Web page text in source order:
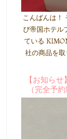
こんばんは！
び帝国ホテル
ている
社の商品を
【お知ら
（完全予